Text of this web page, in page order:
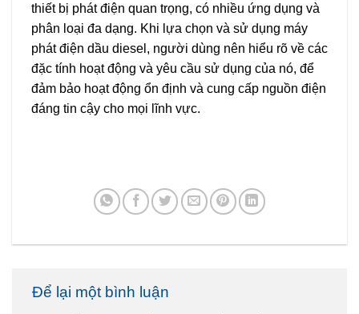
thiết bị phát điện quan trọng, có nhiều ứng dụng và
phân loại đa dạng. Khi lựa chọn và sử dụng máy
phát điện dầu diesel, người dùng nên hiểu rõ về các
đặc tính hoạt động và yêu cầu sử dụng của nó, để
đảm bảo hoạt động ổn định và cung cấp nguồn điện
đáng tin cậy cho mọi lĩnh vực.
Để lại một bình luận